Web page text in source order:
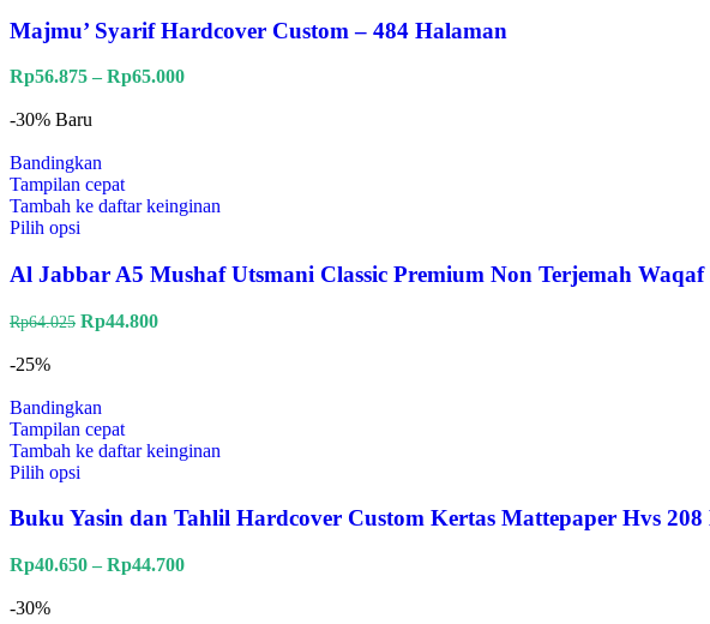
Majmu’ Syarif Hardcover Custom – 484 Halaman
Rp56.875 – Rp65.000
-30% Baru
Bandingkan
Tampilan cepat
Tambah ke daftar keinginan
Pilih opsi
Al Jabbar A5 Mushaf Utsmani Classic Premium Non Terjemah
Rp64.025 Rp44.800
-25%
Bandingkan
Tampilan cepat
Tambah ke daftar keinginan
Pilih opsi
Buku Yasin dan Tahlil Hardcover Custom Kertas Mattepaper Hvs
Rp40.650 – Rp44.700
-30%